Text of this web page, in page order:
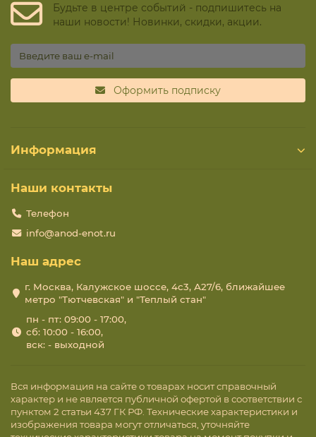
Будьте в центре событий - подпишитесь на
наши новости! Новинки, скидки, акции.
Оформить подписку
Информация
Наши контакты
Телефон
info@anod-enot.ru
Наш адрес
г. Москва, Калужское шоссе, 4с3, А27/6, ближайшее
метро "Тютчевская" и "Теплый стан"
пн - пт: 09:00 - 17:00,
сб: 10:00 - 16:00,
вск: - выходной
Вся информация на сайте о товарах носит справочный
характер и не является публичной офертой в соответствии с
пунктом 2 статьи 437 ГК РФ. Технические характеристики и
изображения товара могут отличаться, уточняйте